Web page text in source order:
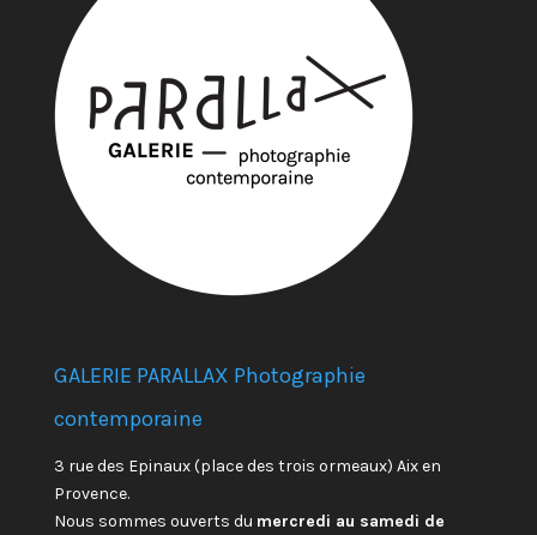
GALERIE PARALLAX Photographie
contemporaine
3 rue des Epinaux (place des trois ormeaux) Aix en
Provence.
Nous sommes ouverts du mercredi au samedi de